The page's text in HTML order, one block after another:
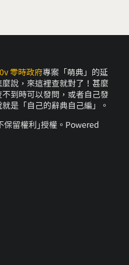
零時政府專案「萌典」的延
說，來這裡查就對了！甚麼
到時可以發問，或者自己發
是「自己的辭典自己編」。
保留權利｣授權。Powered